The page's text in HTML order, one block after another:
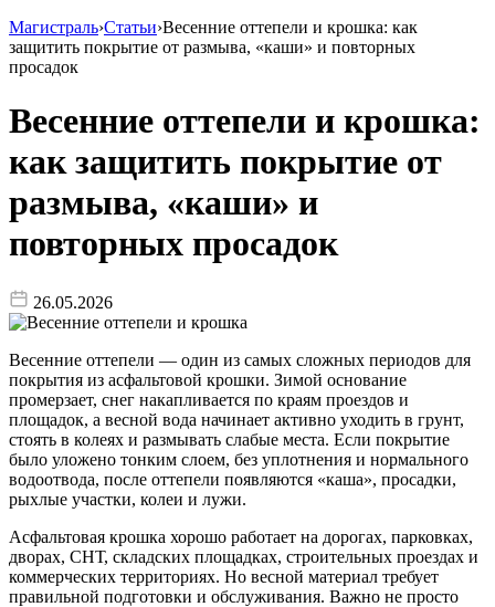
Магистраль›Статьи›Весенние оттепели и крошка: как
защитить покрытие от размыва, «каши» и повторных
просадок
Весенние оттепели и крошка:
как защитить покрытие от
размыва, «каши» и
повторных просадок
26.05.2026
Весенние оттепели — один из самых сложных периодов для
покрытия из асфальтовой крошки. Зимой основание
промерзает, снег накапливается по краям проездов и
площадок, а весной вода начинает активно уходить в грунт,
стоять в колеях и размывать слабые места. Если покрытие
было уложено тонким слоем, без уплотнения и нормального
водоотвода, после оттепели появляются «каша», просадки,
рыхлые участки, колеи и лужи.
Асфальтовая крошка хорошо работает на дорогах, парковках,
дворах, СНТ, складских площадках, строительных проездах и
коммерческих территориях. Но весной материал требует
правильной подготовки и обслуживания. Важно не просто